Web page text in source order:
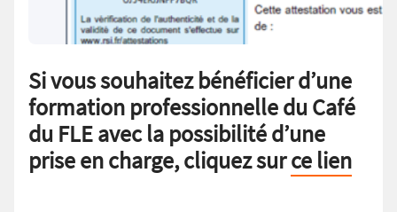
Si vous souhaitez bénéficier d’une
formation professionnelle du Café
du FLE avec la possibilité d’une
prise en charge, cliquez surce lien